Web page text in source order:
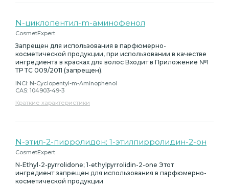
N-циклопентил-m-аминофенол
CosmetExpert
Запрещен для использования в парфюмерно-
косметической продукции, при использовании в качестве
ингредиента в красках для волос Входит в Приложение №1
ТР ТС 009/2011 (запрещен).
INCI: N-Cyclopentyl-m-Aminophenol
CAS: 104903-49-3
Краткие характеристики
N-этил-2-пирролидон; 1-этилпирролидин-2-он
CosmetExpert
N-Ethyl-2-pyrrolidone; 1-ethylpyrrolidin-2-one Этот
ингредиент запрещен для использования в парфюмерно-
косметической продукции